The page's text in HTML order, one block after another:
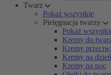
Twarz
Pokaż wszystkie
Pielęgnacja twarzy
Pokaż
Kremy do
Kremy
Kremy na dzień
Kremy na noc